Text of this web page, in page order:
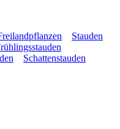
Stauden
Schattenstauden